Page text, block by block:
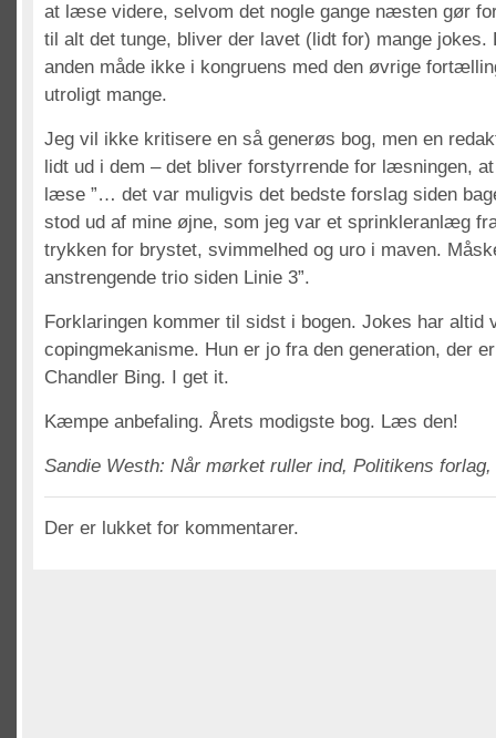
at læse videre, selvom det nogle gange næsten gør
til alt det tunge, bliver der lavet (lidt for) mange jokes.
anden måde ikke i kongruens med den øvrige
utroligt mange.
Jeg vil ikke kritisere en så generøs bog, men en
lidt ud i dem – det bliver forstyrrende for læsningen,
læse ”… det var muligvis det bedste forslag siden
stod ud af mine øjne, som jeg var et sprinkleranlæg
trykken for brystet, svimmelhed og uro i maven.
anstrengende trio siden Linie 3”.
Forklaringen kommer til sidst i bogen. Jokes har altid
copingmekanisme. Hun er jo fra den generation, der
Chandler Bing. I get it.
Kæmpe anbefaling. Årets modigste bog. Læs den!
Sandie Westh: Når mørket ruller ind, Politikens
Der er lukket for kommentarer.